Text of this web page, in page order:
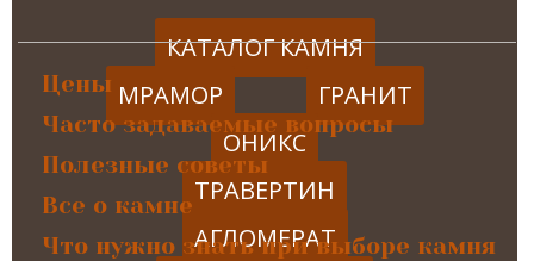
КАТАЛОГ КАМНЯ
МРАМОР
ГРАНИТ
ОНИКС
ТРАВЕРТИН
АГЛОМЕРАТ
Цены
Часто задаваемые вопросы
Полезные советы
Все о камне
Что нужно знать при выборе камня